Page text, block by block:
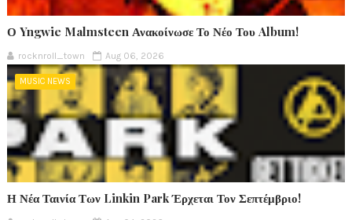
Ο Yngwie Malmsteen Ανακοίνωσε Το Νέο Του Album!
rocknroll_town Aug 06, 2026
MUSIC NEWS
Η Νέα Ταινία Των Linkin Park Έρχεται Τον Σεπτέμβριο!